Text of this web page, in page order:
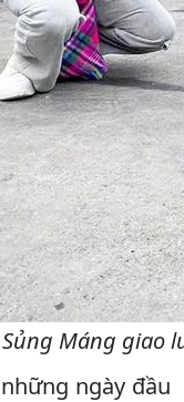
Máng giao
ngày đầu